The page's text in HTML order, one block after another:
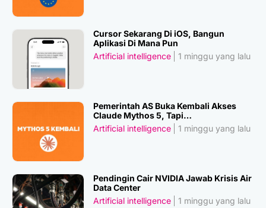
Cursor Sekarang Di iOS, Bangun
Aplikasi Di Mana Pun
Artificial intelligence
1 minggu yang lalu
Pemerintah AS Buka Kembali Akses
Claude Mythos 5, Tapi…
Artificial intelligence
1 minggu yang lalu
Pendingin Cair NVIDIA Jawab Krisis Air
Data Center
Artificial intelligence
1 minggu yang lalu